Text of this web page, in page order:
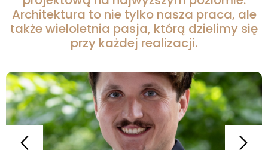
Architektura to nie tylko nasza praca, ale
także wieloletnia pasja, którą dzielimy się
przy każdej realizacji.